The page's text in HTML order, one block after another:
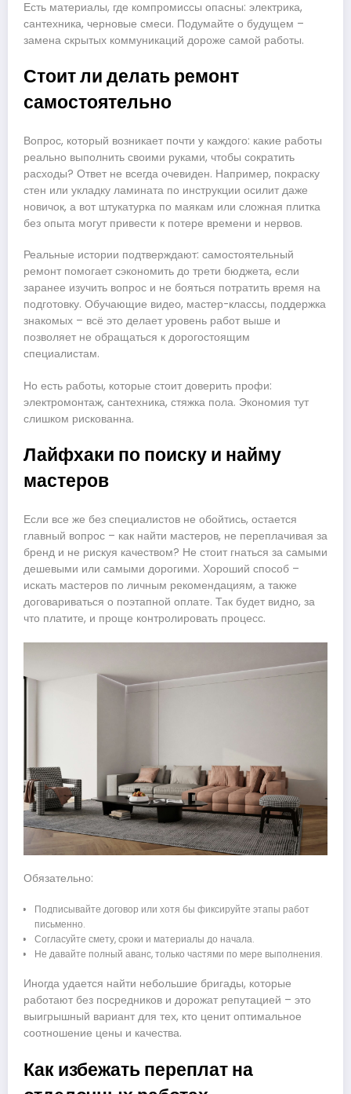
Есть материалы, где компромиссы опасны: электрика,
сантехника, черновые смеси. Подумайте о будущем –
замена скрытых коммуникаций дороже самой работы.
Стоит ли делать ремонт
самостоятельно
Вопрос, который возникает почти у каждого: какие работы
реально выполнить своими руками, чтобы сократить
расходы? Ответ не всегда очевиден. Например, покраску
стен или укладку ламината по инструкции осилит даже
новичок, а вот штукатурка по маякам или сложная плитка
без опыта могут привести к потере времени и нервов.
Реальные истории подтверждают: самостоятельный
ремонт помогает сэкономить до трети бюджета, если
заранее изучить вопрос и не бояться потратить время на
подготовку. Обучающие видео, мастер-классы, поддержка
знакомых – всё это делает уровень работ выше и
позволяет не обращаться к дорогостоящим
специалистам.
Но есть работы, которые стоит доверить профи:
электромонтаж, сантехника, стяжка пола. Экономия тут
слишком рискованна.
Лайфхаки по поиску и найму
мастеров
Если все же без специалистов не обойтись, остается
главный вопрос – как найти мастеров, не переплачивая за
бренд и не рискуя качеством? Не стоит гнаться за самыми
дешевыми или самыми дорогими. Хороший способ –
искать мастеров по личным рекомендациям, а также
договариваться о поэтапной оплате. Так будет видно, за
что платите, и проще контролировать процесс.
Обязательно:
Подписывайте договор или хотя бы фиксируйте этапы работ
письменно.
Согласуйте смету, сроки и материалы до начала.
Не давайте полный аванс, только частями по мере выполнения.
Иногда удается найти небольшие бригады, которые
работают без посредников и дорожат репутацией – это
выигрышный вариант для тех, кто ценит оптимальное
соотношение цены и качества.
Как избежать переплат на